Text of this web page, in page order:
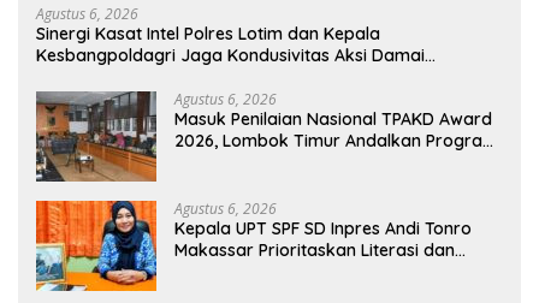
Agustus 6, 2026
Sinergi Kasat Intel Polres Lotim dan Kepala
Kesbangpoldagri Jaga Kondusivitas Aksi Damai
Agustus 6, 2026
Masuk Penilaian Nasional TPAKD Award
2026, Lombok Timur Andalkan Program
Agustus 6, 2026
Kepala UPT SPF SD Inpres Andi Tonro
Makassar Prioritaskan Literasi dan